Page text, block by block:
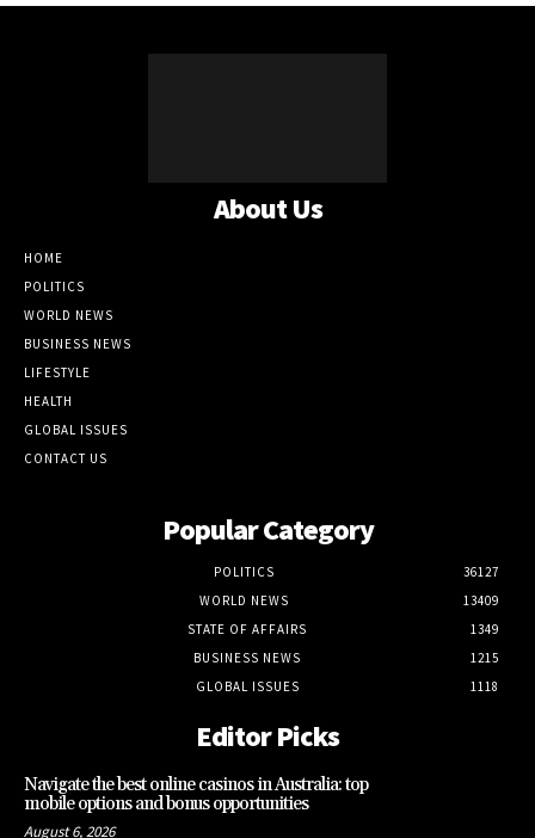
About Us
HOME
POLITICS
WORLD NEWS
BUSINESS NEWS
LIFESTYLE
HEALTH
GLOBAL ISSUES
CONTACT US
Popular Category
POLITICS
36127
WORLD NEWS
13409
STATE OF AFFAIRS
1349
BUSINESS NEWS
1215
GLOBAL ISSUES
1118
Editor Picks
Navigate the best online casinos in Australia: top
mobile options and bonus opportunities
August 6, 2026